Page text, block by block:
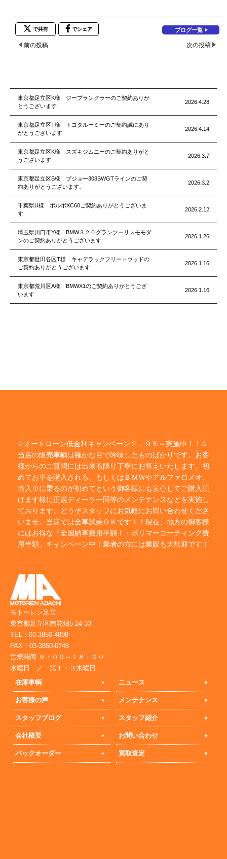
で共有 でシェア ブログ一覧
前の投稿 次の投稿
東京都足立区K様 ジープラングラーのご契約ありが
とうございます
2026.4.28
東京都足立区T様 トヨタルーミーのご契約誠にあり
がとうございます
2026.4.14
東京都足立区K様 スズキジムニーのご契約ありがと
うございます
2026.3.7
東京都足立区B様 プジョー308SWGTラインのご契
約ありがとうございます。
2026.3.2
千葉県U様 ボルボXC60ご契約ありがとうございま
す
2026.2.12
埼玉県川口市Y様 BMW３２０グランツーリスモモダ
ンのご契約ありがとうございます
2026.1.26
東京都世田谷区T様 キャデラックフリートウッドの
ご契約ありがとうございます
2026.1.16
東京都荒川区A様 BMWX1のご契約ありがとうござ
います
2026.1.16
✩オートローン低金利キャンペーン２．９％～実施中！！✩
当店の販売車輌は確かな目で吟味したものばかりです。お客
様からのご質問には出来る限り丁寧にお答えいたします。初
めてお車を購入される、もしくはＢＭＷやアルファロメオ、
輸入車に乗るのが初めてという御客様にも安心してご購入頂
けます様に正規ディーラー同等のメンテナンスなどを実施し
ております。どうぞスタッフにお気軽にお問い合わせくださ
いませ。当店では全車試乗ＯＫです！！現在、地方の御客様
にはお得な「全国納車費用半額！・ポリマーコーティング費
用半額」キャンペーン中！業者の方には業販も大歓迎です！
モトーレン足立
東京都足立区南花畑5-24-33
TEL：03-3850-4898
FAX：03-3850-0748
営業時間 ９：００～１８：００
水曜日 ／ 第１・３木曜日
在庫車輌
ニュース
お客様の声 メンテナンス
スタッフブログ スタッフ紹介
会社概要 お問い合わせ
バックオーダー 買取査定